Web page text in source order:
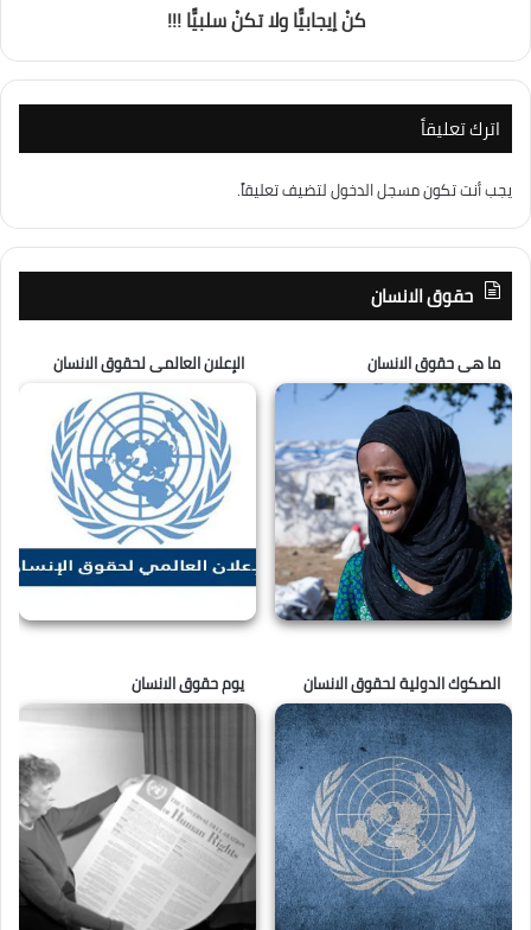
كنْ إيجابيًّا ولا تكنْ سلبيًّا !!!
اترك تعليقاً
يجب أنت تكونمسجل الدخوللتضيف تعليقاً.
حقوق الانسان
ما هى حقوق الانسان الإعلان العالمى لحقوق الانسان
الصكوك الدولية لحقوق الانسان يوم حقوق الانسان